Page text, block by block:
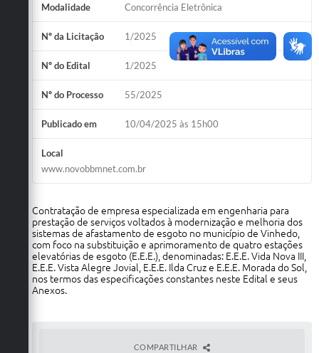
Modalidade Concorrência Eletrônica
Nº da Licitação 1/2025
Nº do Edital 1/2025
Nº do Processo 55/2025
Publicado em 10/04/2025 às 15h00
Local
www.novobbmnet.com.br
Contratação de empresa especializada em engenharia para
prestação de serviços voltados à modernização e melhoria dos
sistemas de afastamento de esgoto no município de Vinhedo,
com foco na substituição e aprimoramento de quatro estações
elevatórias de esgoto (E.E.E.), denominadas: E.E.E. Vida Nova III,
E.E.E. Vista Alegre Jovial, E.E.E. Ilda Cruz e E.E.E. Morada do Sol,
nos termos das especificações constantes neste Edital e seus
Anexos.
COMPARTILHAR